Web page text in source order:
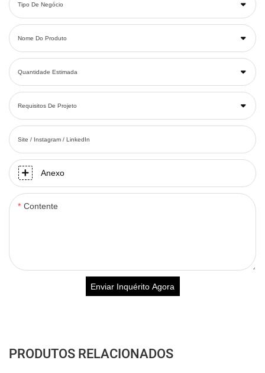
Tipo De Negócio
Nome Do Produto
Quantidade Estimada
Requisitos De Projeto
Site / Instagram / LinkedIn
Anexo
Contente
Enviar Inquérito Agora
PRODUTOS RELACIONADOS